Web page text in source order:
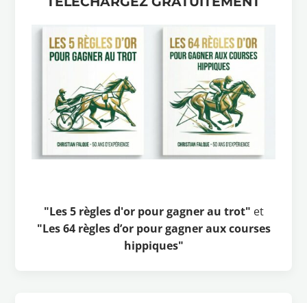
"Les 5 règles d'or pour gagner au trot" et
"Les 64 règles d’or pour gagner aux courses
hippiques"